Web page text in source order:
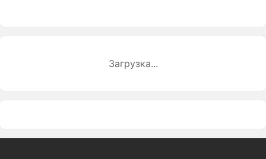
Загрузка...